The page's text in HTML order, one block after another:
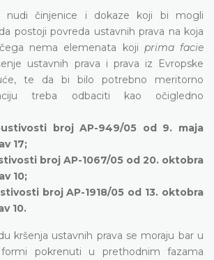
nudi činjenice i dokaze koji bi mogli
postoji povreda ustavnih prava na koja
nema elemenata koji prima facie
ustavnih prava i prava iz Evropske
te da bi bilo potrebno meritorno
treba odbaciti kao očigledno
broj AP-949/05 od 9. maja
17;
broj AP-1067/05 od 20. oktobra
10;
broj AP-1918/05 od 13. oktobra
10.
kršenja ustavnih prava se moraju bar u
formi pokrenuti u prethodnim fazama